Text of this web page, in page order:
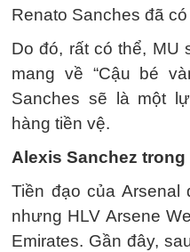
Renato Sanches đã
Do đó, rất có thể, MU
mang về “Cậu bé
Sanches sẽ là một
hàng tiền vệ.
Alexis Sanchez trong
Tiền đạo của
nhưng HLV Arsene
Emirates. Gần đây,